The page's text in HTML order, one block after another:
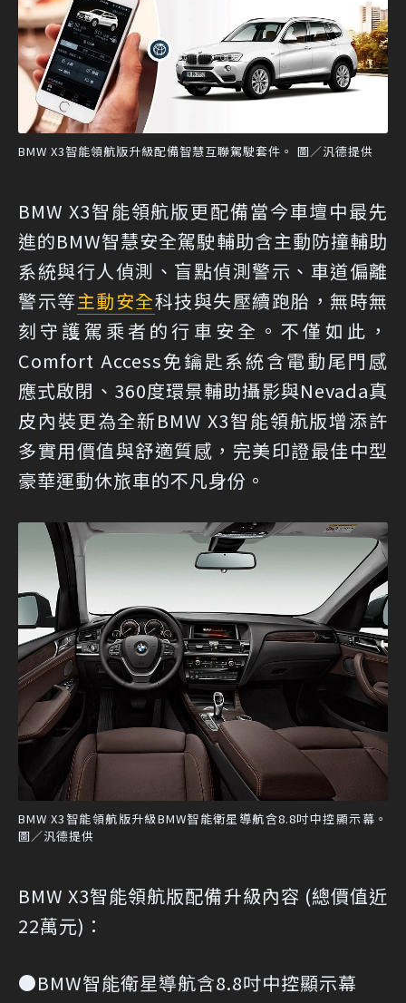
BMW X3智能領航版升級配備智慧互聯駕駛套件。 圖／汎德提供
BMW X3智能領航版更配備當今車壇中最先
進的BMW智慧安全駕駛輔助含主動防撞輔助
系統與行人偵測、盲點偵測警示、車道偏離
警示等主動安全科技與失壓續跑胎，無時無
刻守護駕乘者的行車安全。不僅如此，
Comfort Access免鑰匙系統含電動尾門感
應式啟閉、360度環景輔助攝影與Nevada真
皮內裝更為全新BMW X3智能領航版增添許
多實用價值與舒適質感，完美印證最佳中型
豪華運動休旅車的不凡身份。
BMW X3智能領航版升級BMW智能衛星導航含8.8吋中控顯示幕。
圖／汎德提供
BMW X3智能領航版配備升級內容 (總價值近
22萬元)：
●BMW智能衛星導航含8.8吋中控顯示幕